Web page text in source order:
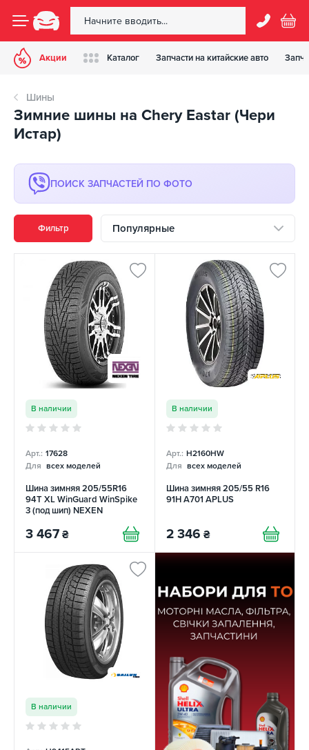
Акции Каталог Запчасти на китайские авто
Шины
Зимние шины на Chery Eastar (Чери
Истар)
ПОИСК ЗАПЧАСТЕЙ ПО ФОТО
Фильтр Популярные
В наличии
Арт.: 17628
Для всех моделей
Шина зимняя 205/55R16
94T XL WinGuard WinSpike
3 (под шип) NEXEN
3 467 ₴
В наличии
Арт.: H2160HW
Для всех моделей
Шина зимняя 205/55 R16
91H A701 APLUS
2 346 ₴
В наличии